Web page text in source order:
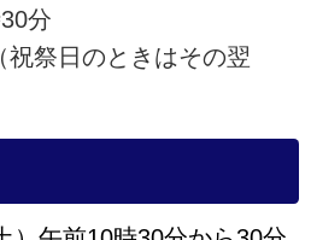
分
祭日のときはその翌